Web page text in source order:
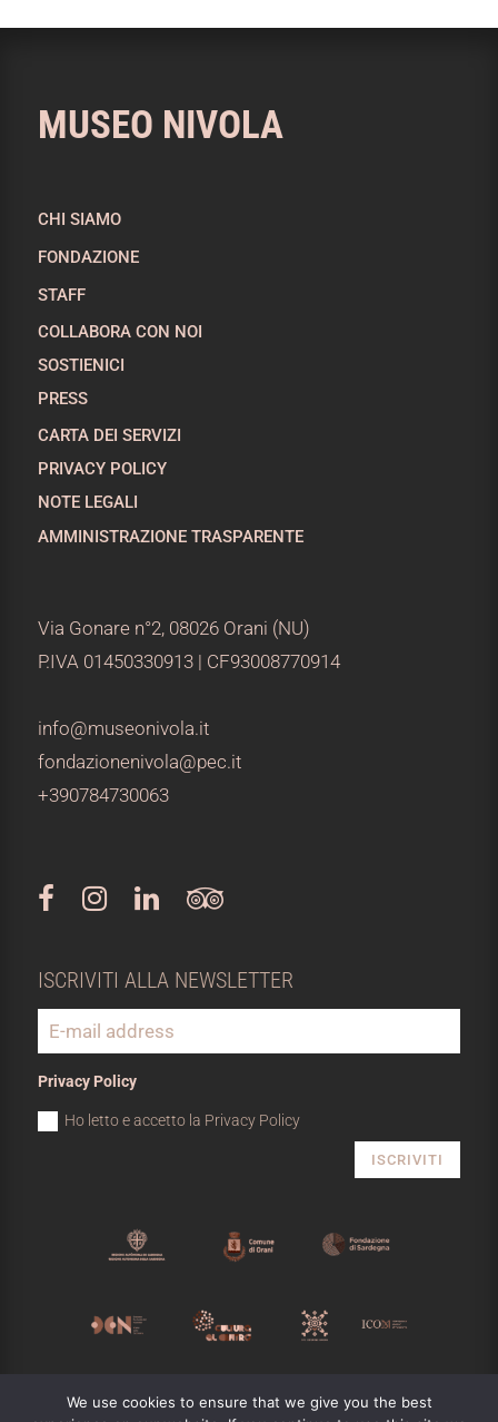
MUSEO NIVOLA
CHI SIAMO
FONDAZIONE
STAFF
COLLABORA CON NOI
SOSTIENICI
PRESS
CARTA DEI SERVIZI
PRIVACY POLICY
NOTE LEGALI
AMMINISTRAZIONE TRASPARENTE
Via Gonare n°2, 08026 Orani (NU)
P.IVA 01450330913 | CF93008770914
info@museonivola.it
fondazionenivola@pec.it
+390784730063
ISCRIVITI ALLA NEWSLETTER
Privacy Policy
Ho letto e accetto la Privacy Policy
ISCRIVITI
Copyright © 2025
Designed by
We use cookies to ensure that we give you the best